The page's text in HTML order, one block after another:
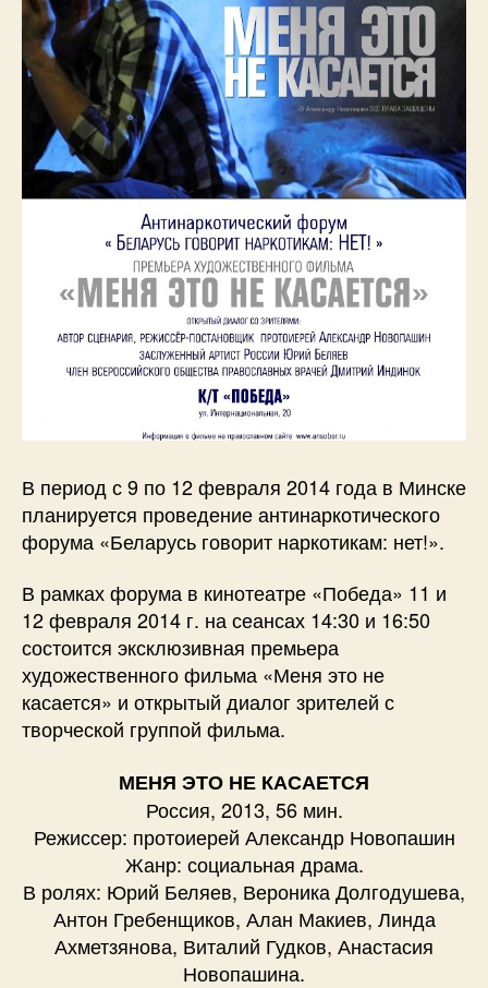
В период с 9 по 12 февраля 2014 года в Минске
планируется проведение антинаркотического
форума «Беларусь говорит наркотикам: нет!».
В рамках форума в кинотеатре «Победа» 11 и
12 февраля 2014 г. на сеансах 14:30 и 16:50
состоится эксклюзивная премьера
художественного фильма «Меня это не
касается» и открытый диалог зрителей с
творческой группой фильма.
МЕНЯ ЭТО НЕ КАСАЕТСЯ
Россия, 2013, 56 мин.
Режиссер: протоиерей Александр Новопашин
Жанр: социальная драма.
В ролях: Юрий Беляев, Вероника Долгодушева,
Антон Гребенщиков, Алан Макиев, Линда
Ахметзянова, Виталий Гудков, Анастасия
Новопашина.